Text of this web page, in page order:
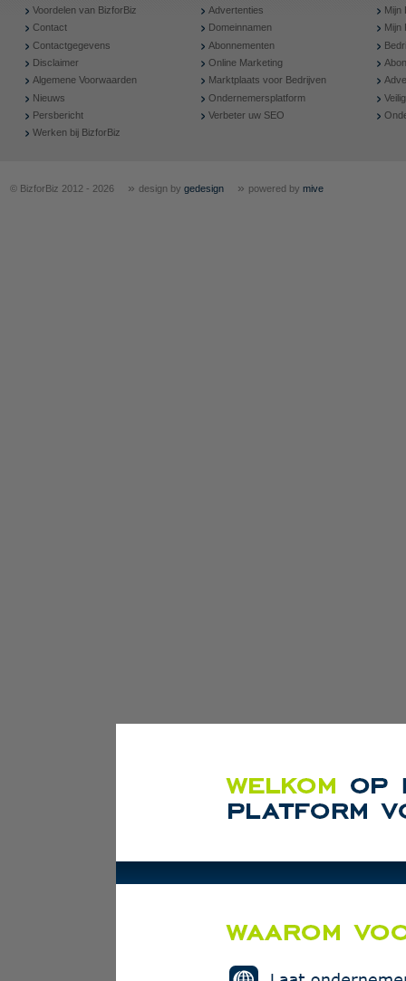
Voordelen van BizforBiz
Contact
Contactgegevens
Disclaimer
Algemene Voorwaarden
Nieuws
Persbericht
Werken bij BizforBiz
Advertenties
Domeinnamen
Abonnementen
Online Marketing
Marktplaats voor Bedrijven
Ondernemersplatform
Verbeter uw SEO
Mijn
Mijn
© BizforBiz 2012 - 2026 » design by gedesign » powered by mive